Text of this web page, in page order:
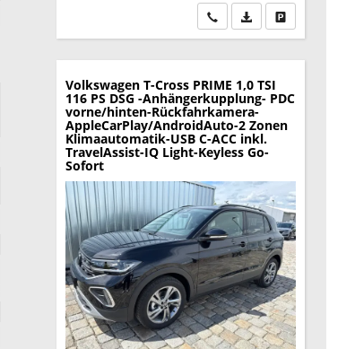
Wir rufen Sie an
PDF-Datei,Drucken,
Volkswagen T-Cross PRIME 1,0 TSI
116 PS DSG -Anhängerkupplung- PDC
vorne/hinten-Rückfahrkamera-
AppleCarPlay/AndroidAuto-2 Zonen
Klimaautomatik-USB C-ACC inkl.
TravelAssist-IQ Light-Keyless Go-
Sofort